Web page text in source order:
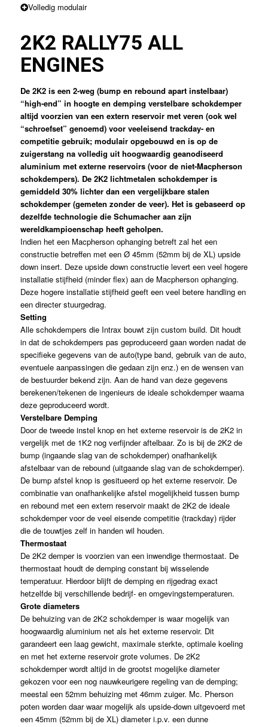
Volledig modulair
2K2 RALLY75 ALL
ENGINES
De 2K2 is een 2-weg (bump en rebound apart instelbaar)
“high-end” in hoogte en demping verstelbare schokdemper
altijd voorzien van een extern reservoir met veren (ook wel
“schroefset” genoemd) voor veeleisend trackday- en
competitie gebruik; modulair opgebouwd en is op de
zuigerstang na volledig uit hoogwaardig geanodiseerd
aluminium met externe reservoirs (voor de niet-Macpherson
schokdempers). De 2K2 lichtmetalen schokdemper is
gemiddeld 30% lichter dan een vergelijkbare stalen
schokdemper (gemeten zonder de veer). Het is gebaseerd op
dezelfde technologie die Schumacher aan zijn
wereldkampioenschap heeft geholpen.
Indien het een Macpherson ophanging betreft zal het een
constructie betreffen met een Ø 45mm (52mm bij de XL) upside
down insert. Deze upside down constructie levert een veel hogere
installatie stijfheid (minder flex) aan de Macpherson ophanging.
Deze hogere installatie stijfheid geeft een veel betere handling en
een directer stuurgedrag.
Setting
Alle schokdempers die Intrax bouwt zijn custom build. Dit houdt
in dat de schokdempers pas geproduceerd gaan worden nadat de
specifieke gegevens van de auto(type band, gebruik van de auto,
eventuele aanpassingen die gedaan zijn enz.) en de wensen van
de bestuurder bekend zijn. Aan de hand van deze gegevens
berekenen/tekenen de ingenieurs de ideale schokdemper waarna
deze geproduceerd wordt.
Verstelbare Demping
Door de tweede instel knop en het externe reservoir is de 2K2 in
vergelijk met de 1K2 nog verfijnder aftelbaar. Zo is bij de 2K2 de
bump (ingaande slag van de schokdemper) onafhankelijk
afstelbaar van de rebound (uitgaande slag van de schokdemper).
De bump afstel knop is gesitueerd op het externe reservoir. De
combinatie van onafhankelijke afstel mogelijkheid tussen bump
en rebound met een extern reservoir maakt de 2K2 de ideale
schokdemper voor de veel eisende competitie (trackday) rijder
die de touwtjes zelf in handen wil houden.
Thermostaat
De 2K2 demper is voorzien van een inwendige thermostaat. De
thermostaat houdt de demping constant bij wisselende
temperatuur. Hierdoor blijft de demping en rijgedrag exact
hetzelfde bij verschillende bedrijf- en omgevingstemperaturen.
Grote diameters
De behuizing van de 2K2 schokdemper is waar mogelijk van
hoogwaardig aluminium net als het externe reservoir. Dit
garandeert een laag gewicht, maximale sterkte, optimale koeling
en met het externe reservoir grote volumes. De 2K2
schokdemper wordt altijd in de grootst mogelijke diameter
gekozen voor een nog nauwkeurigere regeling van de demping;
meestal een 52mm behuizing met 46mm zuiger. Mc. Pherson
poten worden daar waar mogelijk als upside-down uitgevoerd met
een 45mm (52mm bij de XL) diameter i.p.v. een dunne